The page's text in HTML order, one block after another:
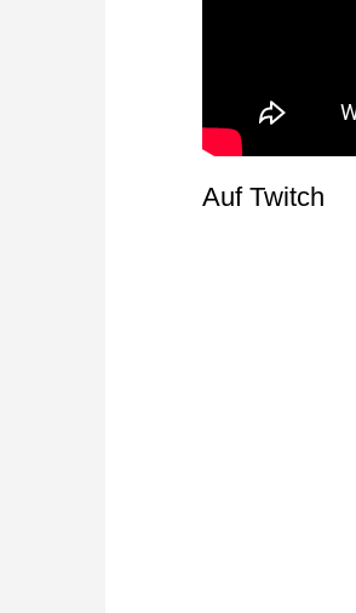
Auf Twitch